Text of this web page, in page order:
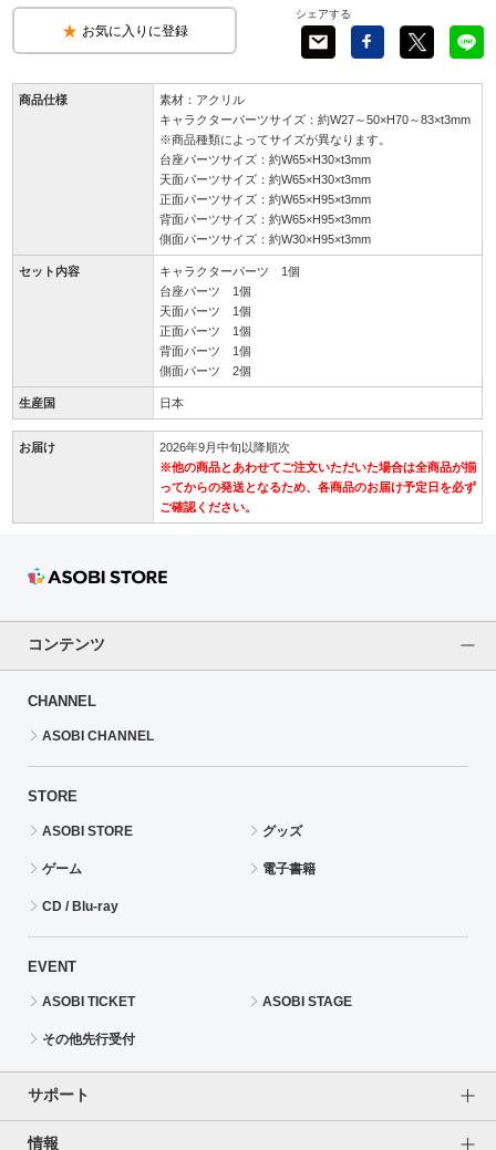
お気に入りに登録
シェアする
商品仕様
素材：アクリル
キャラクターパーツサイズ：約W27～50×H70～83×t3mm
※商品種類によってサイズが異なります。
台座パーツサイズ：約W65×H30×t3mm
天面パーツサイズ：約W65×H30×t3mm
正面パーツサイズ：約W65×H95×t3mm
背面パーツサイズ：約W65×H95×t3mm
側面パーツサイズ：約W30×H95×t3mm
セット内容
キャラクターパーツ 1個
台座パーツ 1個
天面パーツ 1個
正面パーツ 1個
背面パーツ 1個
側面パーツ 2個
生産国 日本
お届け
2026年9月中旬以降順次
※他の商品とあわせてご注文いただいた場合は全商品が揃
ってからの発送となるため、各商品のお届け予定日を必ず
ご確認ください。
コンテンツ
CHANNEL
ASOBI CHANNEL
STORE
ASOBI STORE グッズ
ゲーム 電子書籍
CD / Blu-ray
EVENT
ASOBI TICKET ASOBI STAGE
その他先行受付
サポート
情報